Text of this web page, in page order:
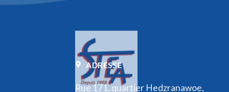
ADRESSE
Rue 171, quartier Hedzranawoe,